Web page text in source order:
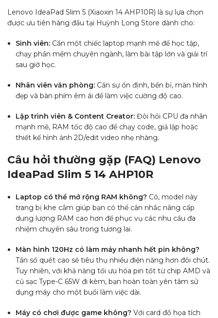
Lenovo IdeaPad Slim 5 (Xiaoxin 14 AHP10R) là sự lựa chọn
được ưu tiên hàng đầu tại Huỳnh Long Store dành cho:
Sinh viên: Cần một chiếc laptop mạnh mẽ để học tập,
chạy phần mềm chuyên ngành, làm bài tập lớn và giải trí
sau giờ học.
Nhân viên văn phòng: Cần sự ổn định, bền bỉ, màn hình
đẹp và bàn phím êm ái để làm việc cường độ cao.
Lập trình viên & Content Creator: Đòi hỏi CPU đa nhân
mạnh mẽ, RAM tốc độ cao để chạy code, giả lập hoặc
thiết kế hình ảnh 2D/edit video nhẹ nhàng.
Câu hỏi thường gặp (FAQ) Lenovo
IdeaPad Slim 5 14 AHP10R
Laptop có thể mở rộng RAM không? Có, model này
trang bị khe cắm giúp bạn có thể cân nhắc nâng cấp
dung lượng RAM cao hơn để phục vụ các nhu cầu đa
nhiệm chuyên sâu trong tương lai.
Màn hình 120Hz có làm máy nhanh hết pin không?
Tần số quét cao sẽ tiêu thụ nhiều điện năng hơn đôi chút.
Tuy nhiên, với khả năng tối ưu hóa pin tốt từ chip AMD và
củ sạc Type-C 65W đi kèm, bạn hoàn toàn yên tâm sử
dụng máy cho một buổi làm việc dài.
Máy có chơi được game không? Với card đồ họa tích